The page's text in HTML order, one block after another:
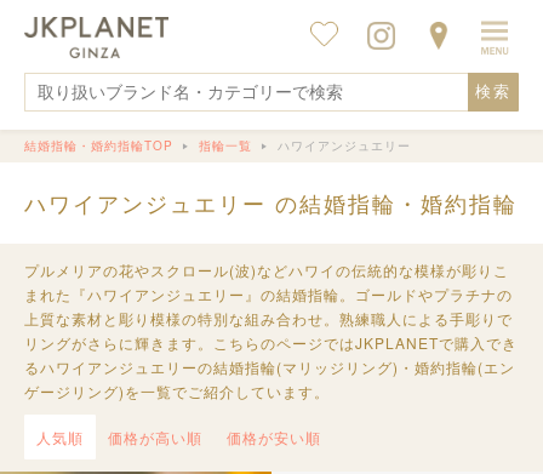
検索
結婚指輪・婚約指輪TOP 指輪一覧 ハワイアンジュエリー
ハワイアンジュエリー の結婚指輪・婚約指輪
プルメリアの花やスクロール(波)などハワイの伝統的な模様が彫りこ
まれた『ハワイアンジュエリー』の結婚指輪。ゴールドやプラチナの
上質な素材と彫り模様の特別な組み合わせ。熟練職人による手彫りで
リングがさらに輝きます。こちらのページではJKPLANETで購入でき
るハワイアンジュエリーの結婚指輪(マリッジリング)・婚約指輪(エン
ゲージリング)を一覧でご紹介しています。
人気順 価格が高い順 価格が安い順